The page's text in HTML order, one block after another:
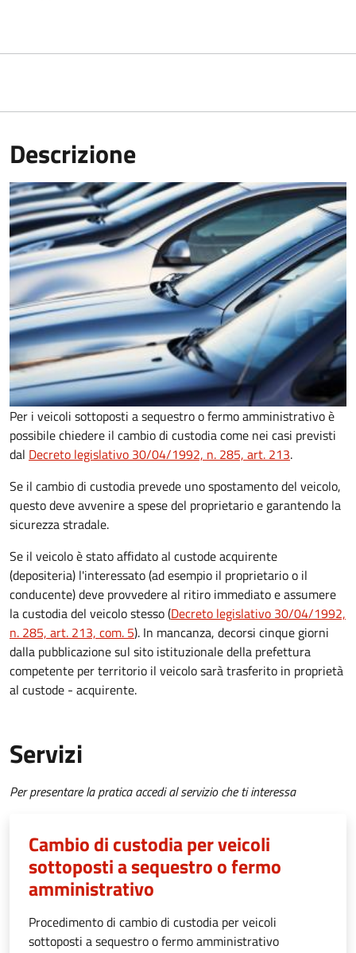
Descrizione
Per i veicoli sottoposti a sequestro o fermo amministrativo è
possibile chiedere il cambio di custodia come nei casi previsti
dal Decreto legislativo 30/04/1992, n. 285, art. 213.
Se il cambio di custodia prevede uno spostamento del veicolo,
questo deve avvenire a spese del proprietario e garantendo la
sicurezza stradale.
Se il veicolo è stato affidato al custode acquirente
(depositeria) l'interessato (ad esempio il proprietario o il
conducente) deve provvedere al ritiro immediato e assumere
la custodia del veicolo stesso (Decreto legislativo 30/04/1992,
n. 285, art. 213, com. 5). In mancanza, decorsi cinque giorni
dalla pubblicazione sul sito istituzionale della prefettura
competente per territorio il veicolo sarà trasferito in proprietà
al custode - acquirente.
Servizi
Per presentare la pratica accedi al servizio che ti interessa
Cambio di custodia per veicoli
sottoposti a sequestro o fermo
amministrativo
Procedimento di cambio di custodia per veicoli
sottoposti a sequestro o fermo amministrativo